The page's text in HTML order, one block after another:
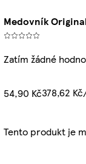
Medovník
Zatím žádné
54,90 Kč378,62
Tento produkt je